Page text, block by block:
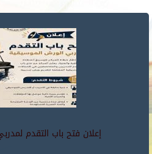
إعلان فتح باب التقدم